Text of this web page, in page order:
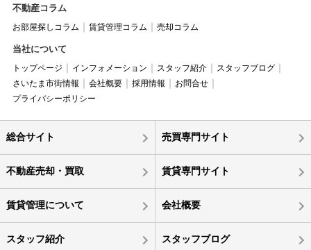
不動産コラム
お部屋探しコラム 賃貸管理コラム 売却コラム
当社について
トップページ インフォメーション スタッフ紹介
スタッフブログ
さいたま市街情報
会社概要 採用情報
お問合せ
プライバシーポリシー
総合サイト 売買専門サイト
不動産売却・買取 賃貸専門サイト
賃貸管理について 会社概要
スタッフ紹介 スタッフブログ